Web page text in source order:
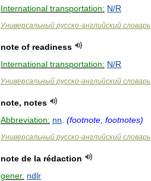
International transportation: N/R
Универсальный русско-английский словарь
note of readiness
International transportation: N/R
Универсальный русско-английский словарь
note, notes
Abbreviation: nn (footnote footnotes)
Универсальный русско-английский словарь
note de la rédaction
gener. ndlr